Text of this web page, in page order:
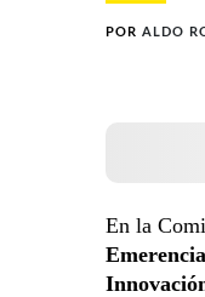
POR ALDO
En la